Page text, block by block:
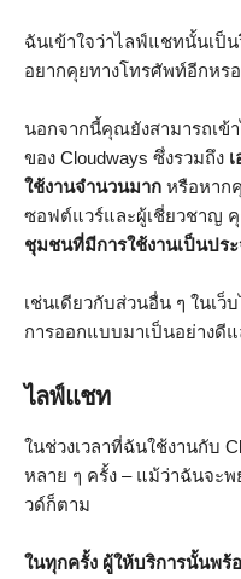
ฉันเข้าใจว่าไลฟ์แชทนั้นเป็
อยากคุยทางโทรศัพท์อีกหร
นอกจากนี้คุณยังสามารถเข้
ของ Cloudways ซึ่งรวมถึง
ใช้งานจำนวนมาก หรือหาก
ซอฟต์แวร์และผู้เชี่ยวชาญ
ชุมชนที่มีการใช้งานเป็นปร
เช่นเดียวกับส่วนอื่น ๆ ในเ
การออกแบบมาเป็นอย่างดีแ
ไลฟ์แชท
ในช่วงเวลาที่ฉันใช้งานกับ
หลาย ๆ ครั้ง – แม้ว่าฉันจะ
วด์ก็ตาม
ในทุกครั้ง ผู้ให้บริการนั้นพร้